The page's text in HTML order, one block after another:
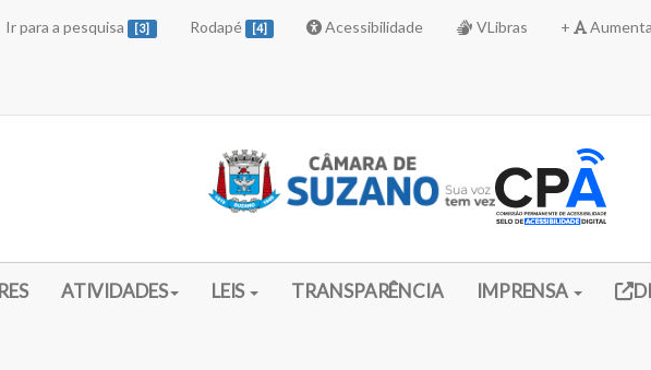
Ir para a pesquisa [3] Rodapé [4] Acessibilidade VLibras +
ATIVIDADES LEIS TRANSPARÊNCIA IMPRENSA